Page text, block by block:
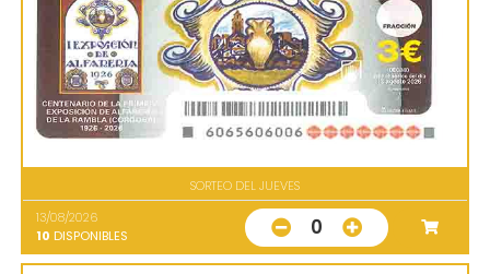
SORTEO DEL JUEVES
13/08/2026
10 DISPONIBLES 0